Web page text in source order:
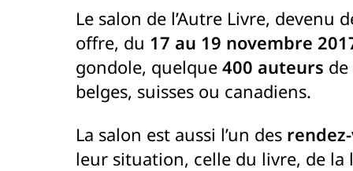
Le salon de l’Autre Livre, devenu
offre, du 17 au 19 novembre
gondole, quelque 400 auteurs de
belges, suisses ou canadiens.
La salon est aussi l’un des
leur situation, celle du livre, de